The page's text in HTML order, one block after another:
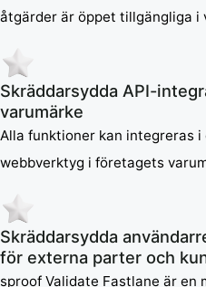
åtgärder är öppet tillgängliga i
Skräddarsydda API-
varumärke
Alla funktioner kan integreras i
webbverktyg i företagets
Skräddarsydda
för externa parter och
sproof Validate Fastlane är en